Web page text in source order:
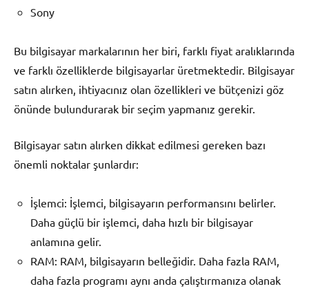
Sony
Bu bilgisayar markalarının her biri, farklı fiyat aralıklarında
ve farklı özelliklerde bilgisayarlar üretmektedir. Bilgisayar
satın alırken, ihtiyacınız olan özellikleri ve bütçenizi göz
önünde bulundurarak bir seçim yapmanız gerekir.
Bilgisayar satın alırken dikkat edilmesi gereken bazı
önemli noktalar şunlardır:
İşlemci: İşlemci, bilgisayarın performansını belirler.
Daha güçlü bir işlemci, daha hızlı bir bilgisayar
anlamına gelir.
RAM: RAM, bilgisayarın belleğidir. Daha fazla RAM,
daha fazla programı aynı anda çalıştırmanıza olanak